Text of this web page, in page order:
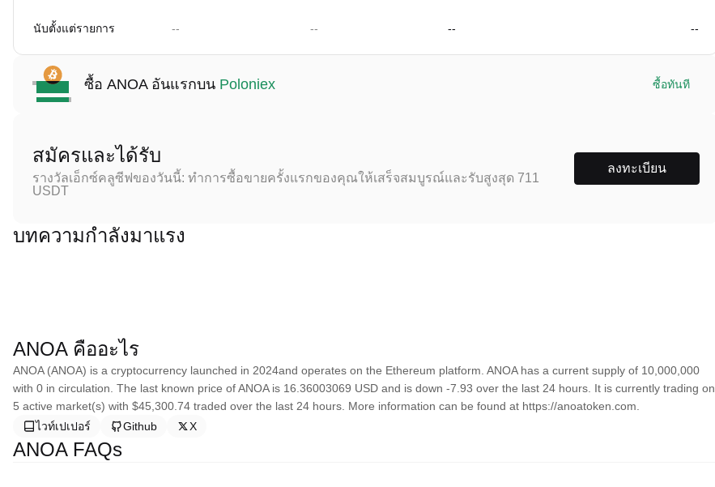
นับตั้งแต่รายการ -- -- -- --
ซื้อ ANOA อันแรกบน Poloniex ซื้อทันที
สมัครและได้รับ
รางวัลเอ็กซ์คลูซีฟของวันนี้: ทำการซื้อขายครั้งแรกของคุณให้เสร็จสมบูรณ์และรับสูงสุด 711
USDT
ลงทะเบียน
บทความกำลังมาแรง
ANOA คืออะไร
ANOA (ANOA) is a cryptocurrency launched in 2024and operates on the Ethereum platform. ANOA has a current supply of 10,000,000
with 0 in circulation. The last known price of ANOA is 16.36003069 USD and is down -7.93 over the last 24 hours. It is currently trading on
5 active market(s) with $45,300.74 traded over the last 24 hours. More information can be found at https://anoatoken.com.
ไวท์เปเปอร์
Github X
ANOA FAQs